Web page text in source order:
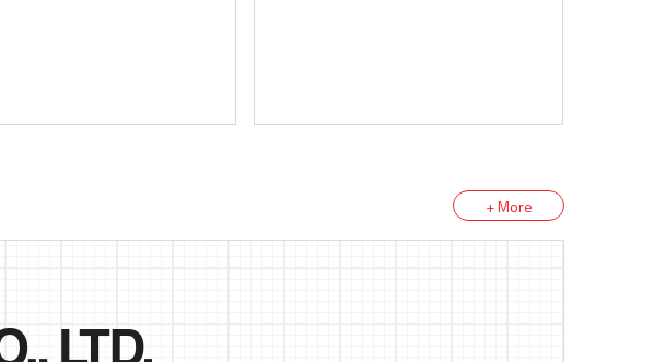
+ More